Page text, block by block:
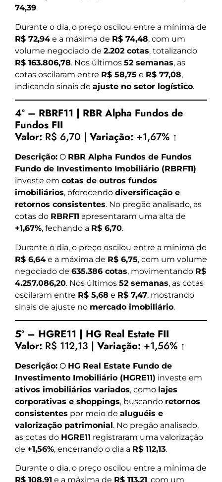
74,39.
Durante o dia, o preço oscilou entre a mínima de
R$ 72,94 e a máxima de R$ 74,48, com um
volume negociado de 2.202 cotas, totalizando
R$ 163.806,78. Nos últimos 52 semanas, as
cotas oscilaram entre R$ 58,75 e R$ 77,08,
indicando sinais de ajuste no setor logístico.
4º – RBRF11 | RBR Alpha Fundos de
Fundos FII
Valor: R$ 6,70 | Variação: +1,67% ↑
Descrição: O RBR Alpha Fundos de Fundos
Fundo de Investimento Imobiliário (RBRF11)
investe em cotas de outros fundos
imobiliários, oferecendo diversificação e
retornos consistentes. No pregão analisado, as
cotas do RBRF11 apresentaram uma alta de
+1,67%, fechando a R$ 6,70.
Durante o dia, o preço oscilou entre a mínima de
R$ 6,64 e a máxima de R$ 6,75, com um volume
negociado de 635.386 cotas, movimentando R$
4.257.086,20. Nos últimos 52 semanas, as cotas
oscilaram entre R$ 5,68 e R$ 7,47, mostrando
sinais de ajuste no mercado imobiliário.
5º – HGRE11 | HG Real Estate FII
Valor: R$ 112,13 | Variação: +1,56% ↑
Descrição: O HG Real Estate Fundo de
Investimento Imobiliário (HGRE11) investe em
ativos imobiliários variados, como lajes
corporativas e shoppings, buscando retornos
consistentes por meio de aluguéis e
valorização patrimonial. No pregão analisado,
as cotas do HGRE11 registraram uma valorização
de +1,56%, encerrando o dia a R$ 112,13.
Durante o dia, o preço oscilou entre a mínima de
R$ 108,91 e a máxima de R$ 113,21, com um